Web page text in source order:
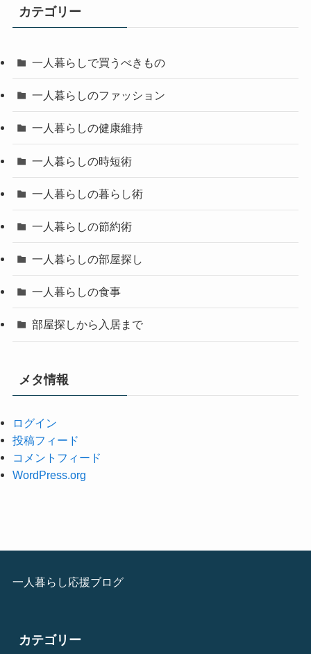
カテゴリー
一人暮らしで買うべきもの
一人暮らしのファッション
一人暮らしの健康維持
一人暮らしの時短術
一人暮らしの暮らし術
一人暮らしの節約術
一人暮らしの部屋探し
一人暮らしの食事
部屋探しから入居まで
メタ情報
ログイン
投稿フィード
コメントフィード
WordPress.org
一人暮らし応援ブログ
カテゴリー